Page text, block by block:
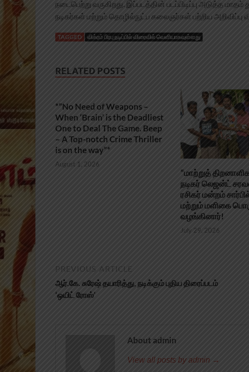
நடைபெற்று வருகிறது. இப்படத்தின் படப்பிடிப்பு அடுத்த
நடிகர்கள் மற்றும் தொழில்நுட்ப கலைஞர்கள் பற்றிய அறிவிப்பு
TAGGED விக்ரம் பிரபு நடிப்பில் விரைவில் வெளியாகவுள்ளது
RELATED POSTS
*”No Need of Weapons –
When ‘Brain’ is the Deadliest
One to Deal The Game. Beep
– A Top-notch Crime Thriller
is on the way”*
August 1, 2026
“மாற்றுத்
நடிகர் லெஜன்ட்
ரசிகர் மன்றம்
மற்றும் மளிகை
வழங்கினார்!
July 29, 2026
PREVIOUS ARTICLE
ஆர்.கே. சுரேஷ் தயாரித்து, நடிக்கும் புதிய திரைப்படம்
‘ஒயிட் ரோஸ்’
About admin
View all posts by admin →